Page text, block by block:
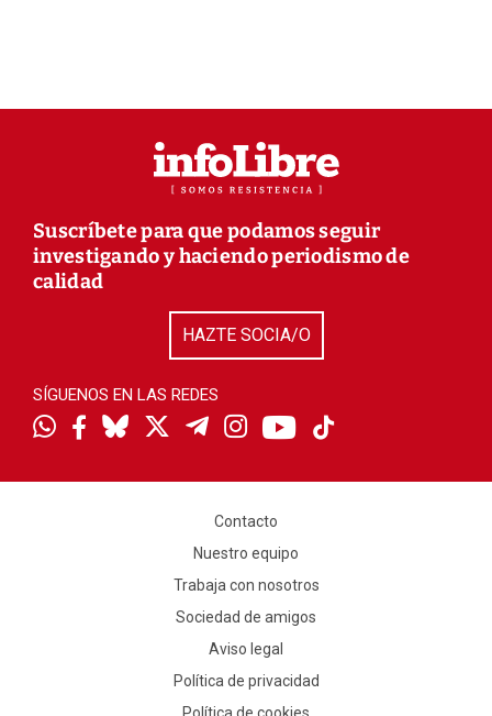
Suscríbete para que podamos seguir
investigando y haciendo periodismo de
calidad
HAZTE SOCIA/O
SÍGUENOS EN LAS REDES
Contacto
Nuestro equipo
Trabaja con nosotros
Sociedad de amigos
Aviso legal
Política de privacidad